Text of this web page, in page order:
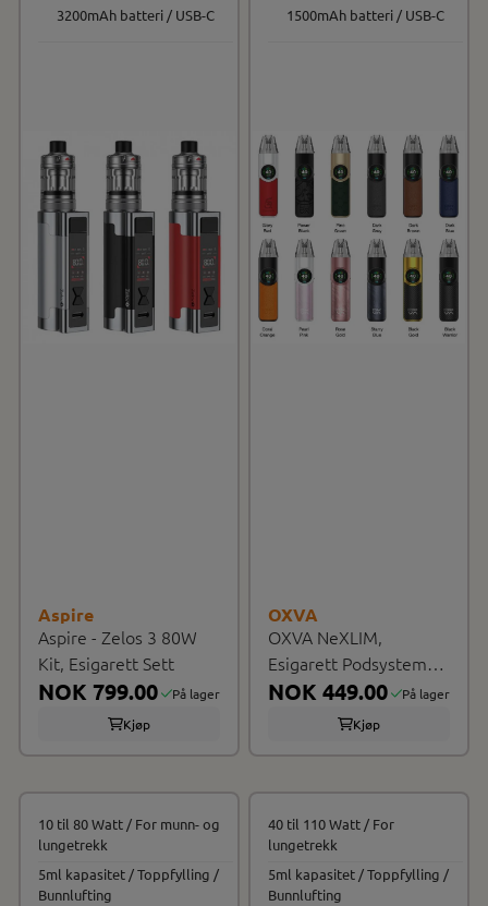
Aspire
Aspire - Zelos 3 80W
Kit, Esigarett Sett
NOK 799.00
På lager
Kjøp
3200mAh batteri / USB-C
OXVA
OXVA NeXLIM,
Esigarett Podsystem
1500mAh
NOK 449.00
På lager
Kjøp
1500mAh batteri / USB-C
10 til 80 Watt / For munn- og
lungetrekk
5ml kapasitet / Toppfylling /
Bunnlufting
40 til 110 Watt / For
lungetrekk
5ml kapasitet / Toppfylling /
Bunnlufting